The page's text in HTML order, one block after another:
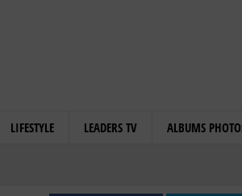
LIFESTYLE LEADERS TV ALBUMS